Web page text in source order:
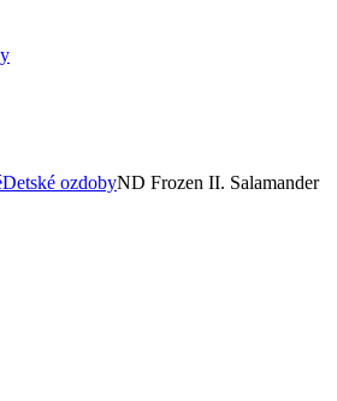
Detské ozdobyND Frozen II. Salamander